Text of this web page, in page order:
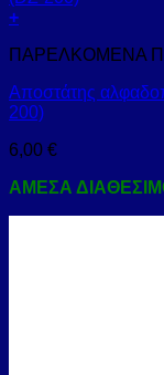
+
ΠΑΡΕΛΚΟΜΕΝΑ
Αποστάτης
200)
6,00 €
ΑΜΕΣΑ